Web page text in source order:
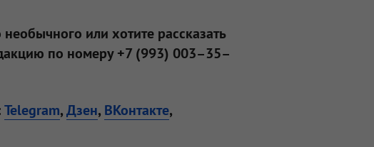
необычного или хотите рассказать
по номеру +7 (993) 003–35–
Telegram,Дзен, ВКонтакте,